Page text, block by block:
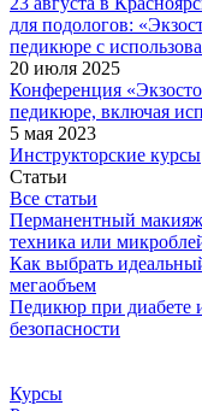
для подологов:
педикюре с
20 июля 2025
Конференция
педикюре, включая
5 мая 2023
Инструкторские курсы
Статьи
Все статьи
Перманентный макияж
техника или
Как выбрать
мегаобъем
Педикюр при диабете
безопасности
Курсы